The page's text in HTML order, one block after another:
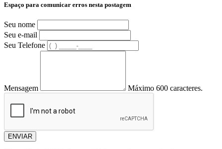
Espaço para comunicar erros nesta postagem
Seu nome
Seu e-mail
Seu Telefone
Mensagem Máximo 600 caracteres.
ENVIAR